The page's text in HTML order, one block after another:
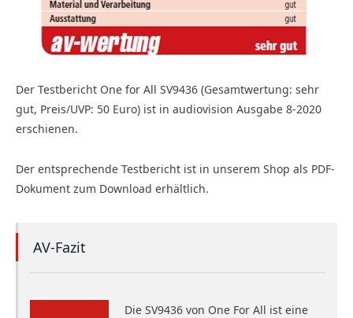
Der Testbericht One for All SV9436 (Gesamtwertung: sehr
gut, Preis/UVP: 50 Euro) ist in audiovision Ausgabe 8-2020
erschienen.
Der entsprechende Testbericht ist in unserem Shop als PDF-
Dokument zum Download erhältlich.
AV-Fazit
Die SV9436 von One For All ist eine